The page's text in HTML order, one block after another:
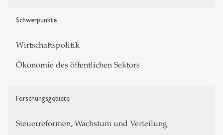
Schwerpunkte
Wirtschaftspolitik
Ökonomie des öffentlichen Sektors
Forschungsgebiete
Steuerreformen, Wachstum und Verteilung